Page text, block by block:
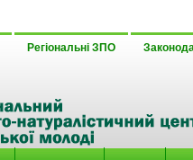
Регіональні ЗПО